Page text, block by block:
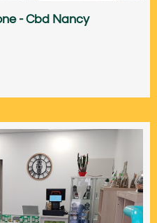
- Cbd Nancy